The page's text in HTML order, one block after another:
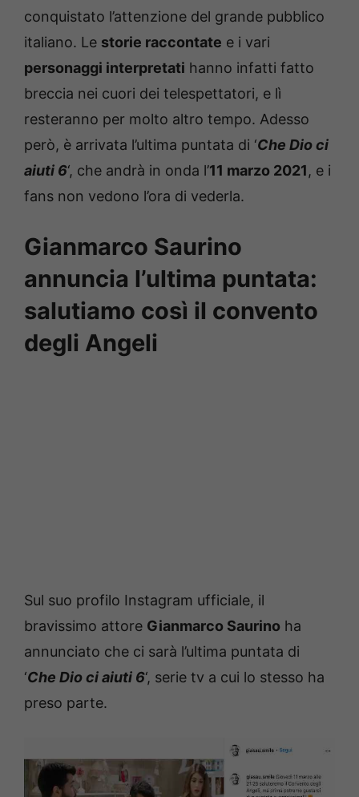
conquistato l’attenzione del grande pubblico
italiano. Le storie raccontate e i vari
personaggi interpretati hanno infatti fatto
breccia nei cuori dei telespettatori, e lì
resteranno per molto altro tempo. Adesso
però, è arrivata l’ultima puntata di ‘Che Dio ci
aiuti 6‘, che andrà in onda l’11 marzo 2021, e i
fans non vedono l’ora di vederla.
Gianmarco Saurino
annuncia l’ultima puntata:
salutiamo così il convento
degli Angeli
Sul suo profilo Instagram ufficiale, il
bravissimo attore Gianmarco Saurino ha
annunciato che ci sarà l’ultima puntata di
‘Che Dio ci aiuti 6‘, serie tv a cui lo stesso ha
preso parte.